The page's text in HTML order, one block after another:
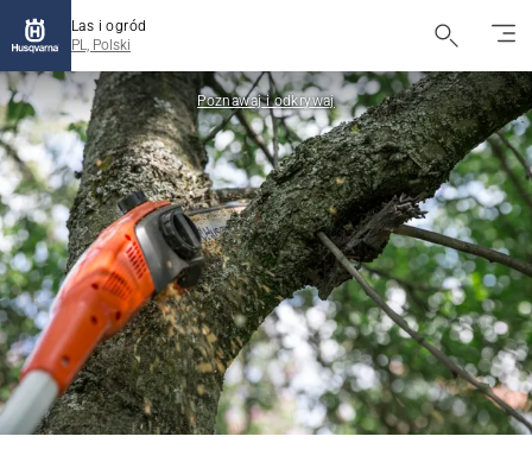
Las i ogród
PL, Polski
Poznawaj i odkrywaj